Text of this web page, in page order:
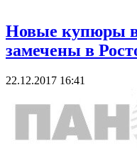
Новые купюры в
замечены в
22.12.2017 16:41